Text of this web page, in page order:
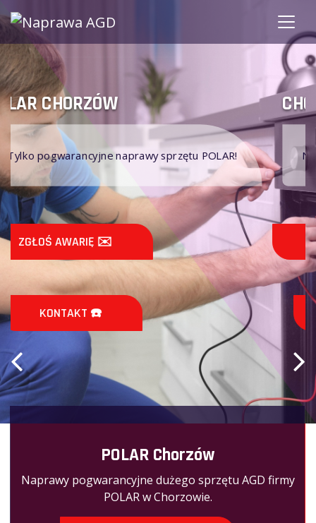
CHORZÓW POLAR
Nie naprawiamy sprzętu AGD POLAR na
ZGŁOŚ AWARIĘ ✉️
KONTAKT ☎️
POLAR Chorzów
Naprawy pogwarancyjne dużego sprzętu AGD firmy
POLAR w Chorzowie.